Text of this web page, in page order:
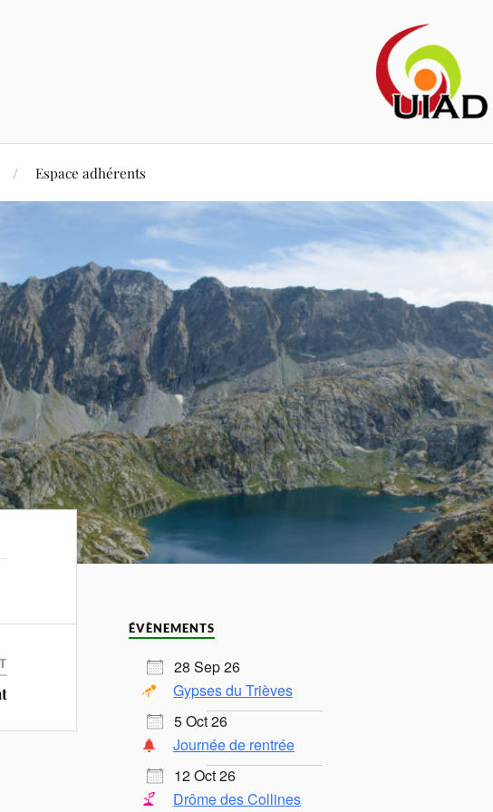
Espace adhérents
ÉVÈNEMENTS
28 Sep 26
Gypses du Trièves
5 Oct 26
Journée de rentrée
12 Oct 26
Drôme des Collines